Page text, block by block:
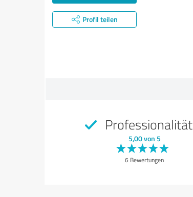
Profil teilen
Professionalität
5,00 von 5
6 Bewertungen